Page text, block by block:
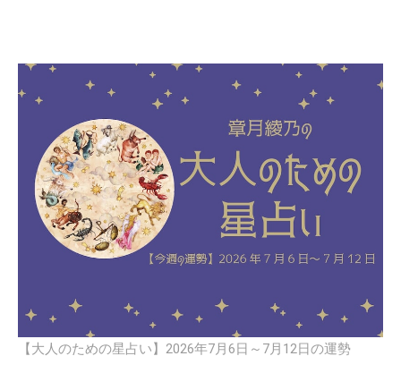
【大人のための星占い】2026年7月6日～7月12日の運勢